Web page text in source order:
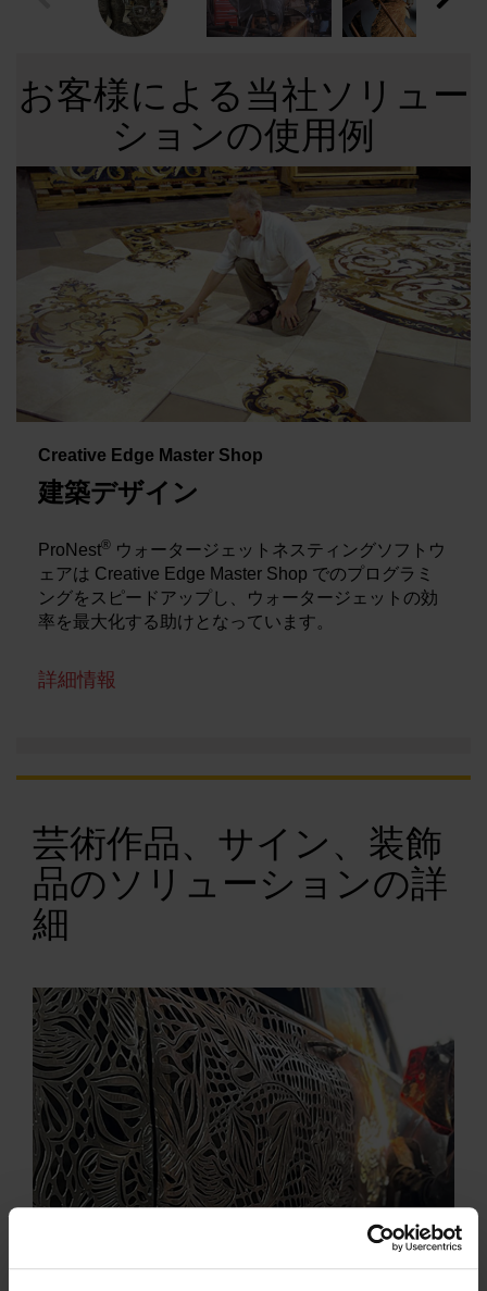
お客様による当社ソリュー
ションの使用例
Creative Edge Master Shop
建築デザイン
ProNest® ウォータージェットネスティングソフトウ
ェアは Creative Edge Master Shop でのプログラミ
ングをスピードアップし、ウォータージェットの効
率を最大化する助けとなっています。
詳細情報
芸術作品、サイン、装飾
品のソリューションの詳
細